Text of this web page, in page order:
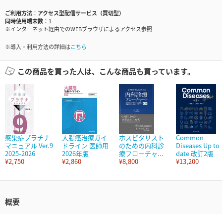
ご利用方法
アクセス型配信サービス（買切型）
同時使用端末数
1
※インターネット経由でのWEBブラウザによるアクセス参照
※導入・利用方法の詳細はこちら
この商品を買った人は、こんな商品も買っています。
感染症プラチナ
マニュアル Ver.9
2025-2026
¥2,750
大腸癌治療ガイ
ドライン 医師用
2026年版
¥2,860
ホスピタリスト
のための内科診
療フローチャ...
¥8,800
Common
Diseases Up to
date 改訂2版
¥13,200
概要